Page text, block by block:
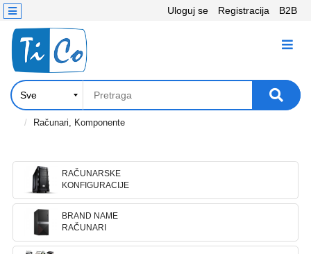
Uloguj se Registracija B2B
KATEGORIJE
Računari,
Komponente
Laptop
Televizori
projektori
PC
Kontakt
Računari, Komponente
RAČUNARSKE
KONFIGURACIJE
BRAND NAME
RAČUNARI